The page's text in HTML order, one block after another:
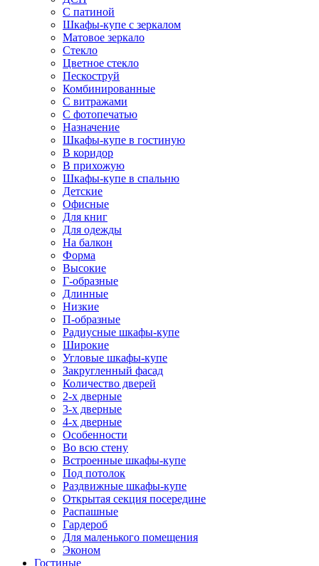
С патиной
Шкафы-купе с зеркалом
Матовое зеркало
Стекло
Цветное стекло
Пескоструй
Комбинированные
С витражами
С фотопечатью
Назначение
Шкафы-купе в гостиную
В коридор
В прихожую
Шкафы-купе в спальню
Детские
Офисные
Для книг
Для одежды
На балкон
Форма
Высокие
Г-образные
Длинные
Низкие
П-образные
Радиусные шкафы-купе
Широкие
Угловые шкафы-купе
Закругленный фасад
Количество дверей
2-х дверные
3-х дверные
4-х дверные
Особенности
Во всю стену
Встроенные шкафы-купе
Под потолок
Раздвижные шкафы-купе
Открытая секция посередине
Распашные
Гардероб
Для маленького помещения
Эконом
Гостиные